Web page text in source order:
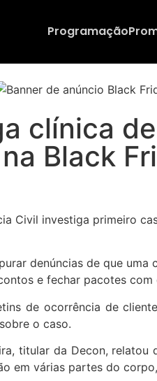
Programação
clínica
Black
denúncias de que
e fechar pacotes com
de ocorrência de
o caso.
titular da Decon,
em várias partes do